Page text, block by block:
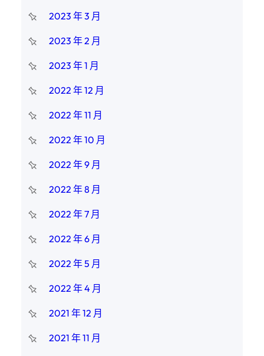
2023 年 3 月
2023 年 2 月
2023 年 1 月
2022 年 12 月
2022 年 11 月
2022 年 10 月
2022 年 9 月
2022 年 8 月
2022 年 7 月
2022 年 6 月
2022 年 5 月
2022 年 4 月
2021 年 12 月
2021 年 11 月